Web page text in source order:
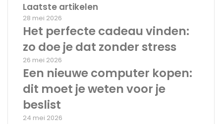
Laatste artikelen
28 mei 2026
Het perfecte cadeau vinden:
zo doe je dat zonder stress
26 mei 2026
Een nieuwe computer kopen:
dit moet je weten voor je
beslist
24 mei 2026